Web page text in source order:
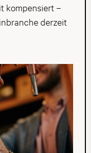
kompensiert –
derzeit